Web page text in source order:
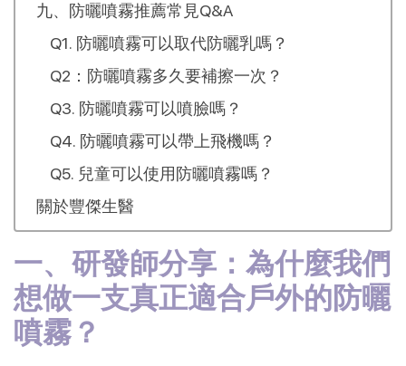
九、防曬噴霧推薦常見Q&A
Q1. 防曬噴霧可以取代防曬乳嗎？
Q2：防曬噴霧多久要補擦一次？
Q3. 防曬噴霧可以噴臉嗎？
Q4. 防曬噴霧可以帶上飛機嗎？
Q5. 兒童可以使用防曬噴霧嗎？
關於豐傑生醫
一、研發師分享：為什麼我們
想做一支真正適合戶外的防曬
噴霧？